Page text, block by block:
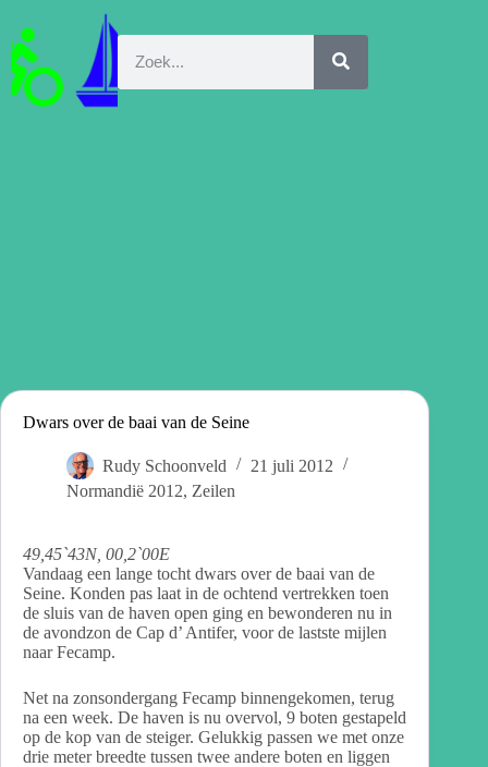
Dwars over de baai van de Seine
Rudy Schoonveld
21 juli 2012
Normandië 2012, Zeilen
49,45`43N, 00,2`00E
Vandaag een lange tocht dwars over de baai van de
Seine. Konden pas laat in de ochtend vertrekken toen
de sluis van de haven open ging en bewonderen nu in
de avondzon de Cap d’ Antifer, voor de lastste mijlen
naar Fecamp.
Net na zonsondergang Fecamp binnengekomen, terug
na een week. De haven is nu overvol, 9 boten gestapeld
op de kop van de steiger. Gelukkig passen we met onze
drie meter breedte tussen twee andere boten en liggen